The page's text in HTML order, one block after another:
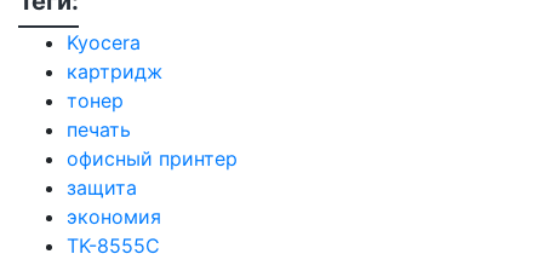
Kyocera
картридж
тонер
печать
офисный принтер
защита
экономия
TK-8555C